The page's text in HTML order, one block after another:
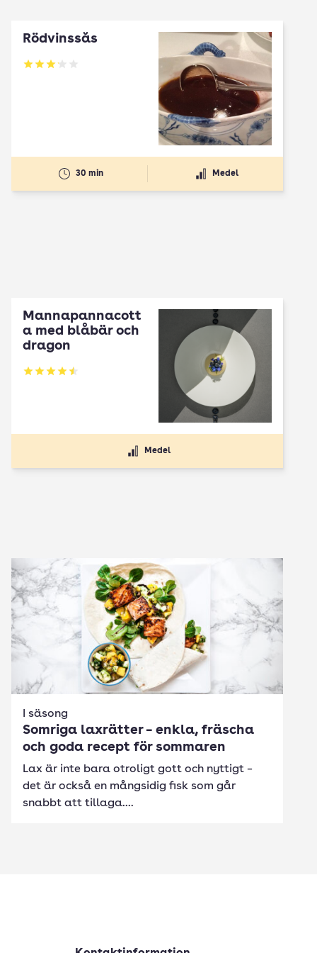
Rödvinssås
Betyg: 3.09 av 5
30 min Medel
Mannapannacott
a med blåbär och
dragon
Betyg: 4.5 av 5
Medel
I säsong
Somriga laxrätter – enkla, fräscha
och goda recept för sommaren
Lax är inte bara otroligt gott och nyttigt –
det är också en mångsidig fisk som går
snabbt att tillaga....